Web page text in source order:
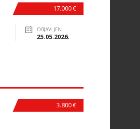
17.000 €
OBJAVLJEN
25.05.2026.
3.800 €